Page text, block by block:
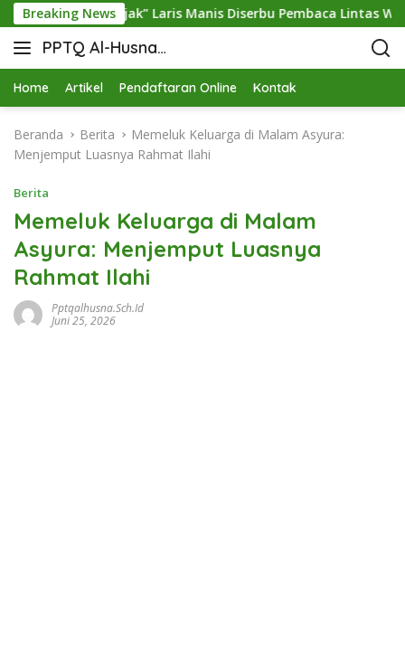
Breaking News
“Rekam Jejak” Laris Manis Diserbu Pembaca Lintas Wilayah
PPTQ Al-Husna
Bukit Raja Wali
Home Artikel Pendaftaran Online Kontak
Beranda Berita
Memeluk Keluarga di Malam Asyura:
Menjemput Luasnya Rahmat Ilahi
Berita
Memeluk Keluarga di Malam
Asyura: Menjemput Luasnya
Rahmat Ilahi
Pptqalhusna.sch.id
Juni 25, 2026